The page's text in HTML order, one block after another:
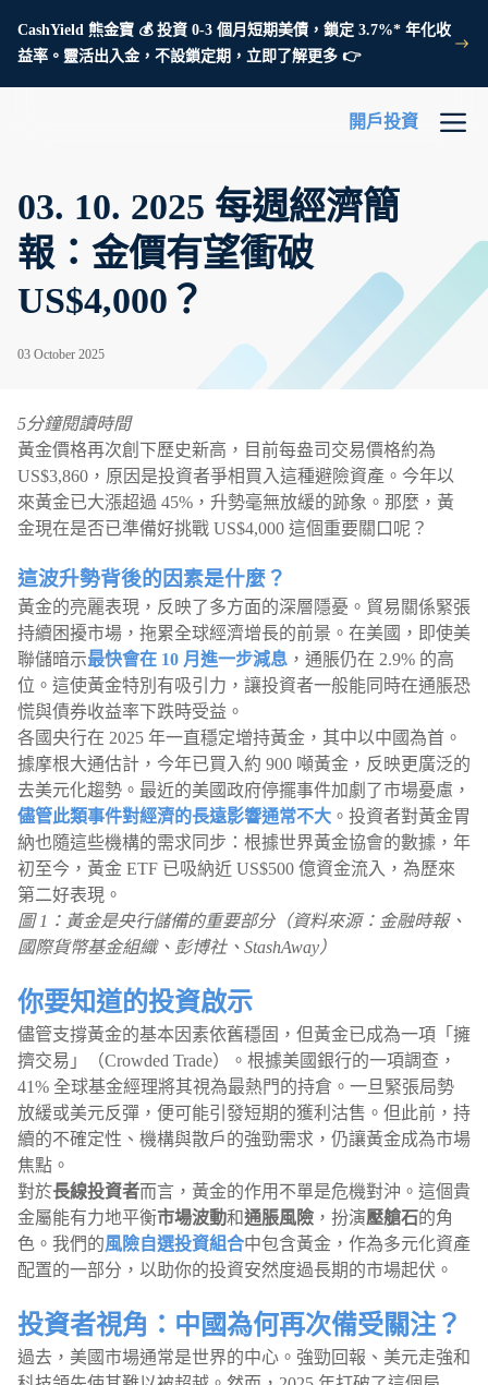
CashYield 熊金寶 💰 投資 0-3 個月短期美債，鎖定 3.7%* 年化收
益率。靈活出入金，不設鎖定期，立即了解更多 👉
開戶投資
03. 10. 2025 每週經濟簡
報：金價有望衝破
US$4,000？
03 October 2025
5分鐘閱讀時間
黃金價格再次創下歷史新高，目前每盎司交易價格約為
US$3,860，原因是投資者爭相買入這種避險資產。今年以
來黃金已大漲超過 45%，升勢毫無放緩的跡象。那麼，黃
金現在是否已準備好挑戰 US$4,000 這個重要關口呢？
這波升勢背後的因素是什麼？
黃金的亮麗表現，反映了多方面的深層隱憂。貿易關係緊張
持續困擾市場，拖累全球經濟增長的前景。在美國，即使美
聯儲暗示最快會在 10 月進一步減息 ，通脹仍在 2.9% 的高
位。這使黃金特別有吸引力，讓投資者一般能同時在通脹恐
慌與債券收益率下跌時受益。
各國央行在 2025 年一直穩定增持黃金，其中以中國為首。
據摩根大通估計，今年已買入約 900 噸黃金，反映更廣泛的
去美元化趨勢。最近的美國政府停擺事件加劇了市場憂慮，
儘管此類事件對經濟的長遠影響通常不大 。投資者對黃金胃
納也隨這些機構的需求同步：根據世界黃金協會的數據，年
初至今，黃金 ETF 已吸納近 US$500 億資金流入，為歷來
第二好表現。
圖 1：黃金是央行儲備的重要部分（資料來源：金融時報、
國際貨幣基金組織、彭博社、StashAway）
你要知道的投資啟示
儘管支撐黃金的基本因素依舊穩固，但黃金已成為一項「擁
擠交易」（Crowded Trade）。根據美國銀行的一項調查，
41% 全球基金經理將其視為最熱門的持倉。一旦緊張局勢
放緩或美元反彈，便可能引發短期的獲利沽售。但此前，持
續的不確定性、機構與散戶的強勁需求，仍讓黃金成為市場
焦點。
對於長線投資者而言，黃金的作用不單是危機對沖。這個貴
金屬能有力地平衡市場波動和通脹風險 ，扮演壓艙石的角
色。我們的風險自選投資組合中包含黃金，作為多元化資產
配置的一部分，以助你的投資安然度過長期的市場起伏。
投資者視角：中國為何再次備受關注？
過去，美國市場通常是世界的中心。強勁回報、美元走強和